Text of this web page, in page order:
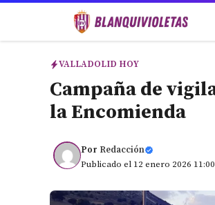
VALLADOLID HOY
Campaña de
la Encomienda
Por Redacción
Publicado el 12 enero 2026